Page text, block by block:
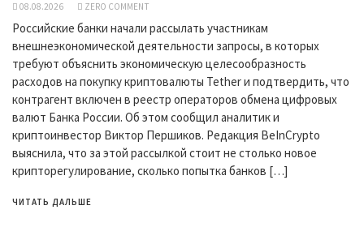
08.08.2026 ZERO COMMENT
Российские банки начали рассылать участникам
внешнеэкономической деятельности запросы, в которых
требуют объяснить экономическую целесообразность
расходов на покупку криптовалюты Tether и подтвердить, что
контрагент включен в реестр операторов обмена цифровых
валют Банка России. Об этом сообщил аналитик и
криптоинвестор Виктор Першиков. Редакция BeInCrypto
выяснила, что за этой рассылкой стоит не столько новое
крипторегулирование, сколько попытка банков […]
ЧИТАТЬ ДАЛЬШЕ